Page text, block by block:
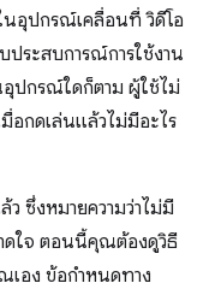
นอุปกรณ์เคลื่อนที่ วิดีโอ
ระสบการณ์การใช้งาน
ปกรณ์ใดก็ตาม ผู้ใช้ไม่
อกดเล่นแล้วไม่มีอะไร
ซึ่งหมายความว่าไม่มี
ดใจ ตอนนี้คุณต้องดูวิธี
เอง ข้อกำหนดทาง